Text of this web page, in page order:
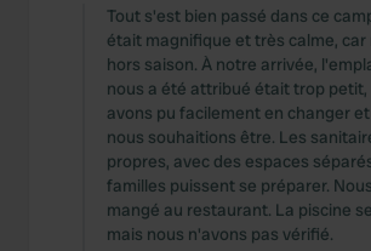
Tout s'est bien passé dans ce
était magnifique et très calme, car
hors saison. À notre arrivée,
nous a été attribué était trop petit,
avons pu facilement en changer
nous souhaitions être. Les
propres, avec des espaces
familles puissent se préparer.
mangé au restaurant. La piscine
mais nous n'avons pas vérifié.